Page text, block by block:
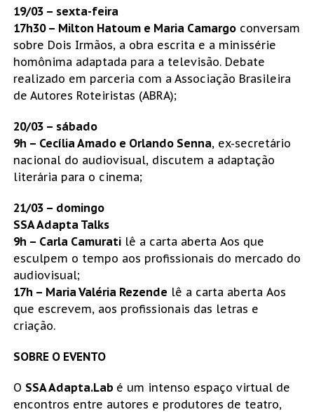
19/03 – sexta-feira
17h30 – Milton Hatoum e Maria Camargoconversam
sobre Dois Irmãos, a obra escrita e a minissérie
homônima adaptada para a televisão. Debate
realizado em parceria com a Associação Brasileira
de Autores Roteiristas (ABRA);
20/03 – sábado
9h – Cecília Amado e Orlando Senna, ex-secretário
nacional do audiovisual, discutem a adaptação
literária para o cinema;
21/03 – domingo
SSA Adapta Talks
9h – Carla Camuratilê a carta aberta Aos que
esculpem o tempo aos profissionais do mercado do
audiovisual;
17h – Maria Valéria Rezende lê a carta aberta Aos
que escrevem, aos profissionais das letras e
criação.
SOBRE O EVENTO
O SSA Adapta.Lab é um intenso espaço virtual de
encontros entre autores e produtores de teatro,